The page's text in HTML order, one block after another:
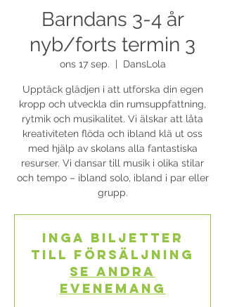
Barndans 3-4 år
nyb/forts termin 3
ons 17 sep. DansLola
Upptäck glädjen i att utforska din egen
kropp och utveckla din rumsuppfattning,
rytmik och musikalitet. Vi älskar att låta
kreativiteten flöda och ibland klä ut oss
med hjälp av skolans alla fantastiska
resurser. Vi dansar till musik i olika stilar
och tempo – ibland solo, ibland i par eller
grupp.
Inga biljetter
till försäljning
Se andra
evenemang